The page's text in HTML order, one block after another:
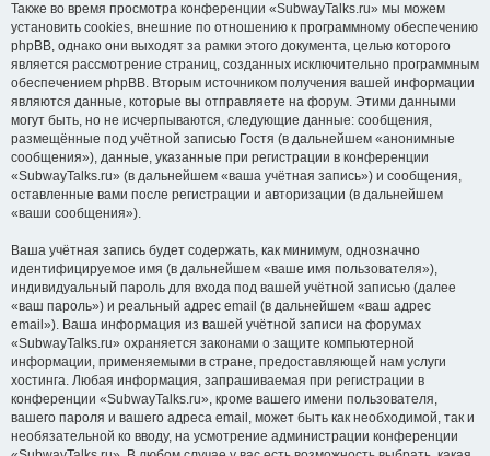
Также во время просмотра конференции «SubwayTalks.ru» мы можем
установить cookies, внешние по отношению к программному обеспечению
phpBB, однако они выходят за рамки этого документа, целью которого
является рассмотрение страниц, созданных исключительно программным
обеспечением phpBB. Вторым источником получения вашей информации
являются данные, которые вы отправляете на форум. Этими данными
могут быть, но не исчерпываются, следующие данные: сообщения,
размещённые под учётной записью Гостя (в дальнейшем «анонимные
сообщения»), данные, указанные при регистрации в конференции
«SubwayTalks.ru» (в дальнейшем «ваша учётная запись») и сообщения,
оставленные вами после регистрации и авторизации (в дальнейшем
«ваши сообщения»).
Ваша учётная запись будет содержать, как минимум, однозначно
идентифицируемое имя (в дальнейшем «ваше имя пользователя»),
индивидуальный пароль для входа под вашей учётной записью (далее
«ваш пароль») и реальный адрес email (в дальнейшем «ваш адрес
email»). Ваша информация из вашей учётной записи на форумах
«SubwayTalks.ru» охраняется законами о защите компьютерной
информации, применяемыми в стране, предоставляющей нам услуги
хостинга. Любая информация, запрашиваемая при регистрации в
конференции «SubwayTalks.ru», кроме вашего имени пользователя,
вашего пароля и вашего адреса email, может быть как необходимой, так и
необязательной ко вводу, на усмотрение администрации конференции